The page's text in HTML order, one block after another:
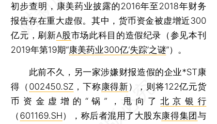
初步查明，康美药业披露的2016年至2018年财务
报告存在重大虚假。其中，货币资金被虚增近300
亿元，刷新A股市场此科目的造假纪录（参见本刊
2019年第19期“康美药业300亿‘失踪’之谜”）。
此前不久，另一家涉嫌财报造假的企业*ST康
得（ 002450.SZ ，下称康得新），则将122亿元货
币资金虚增的“锅”，甩向了 北京银行
（ 601169.SH），称后者混用了大股东康得集团与